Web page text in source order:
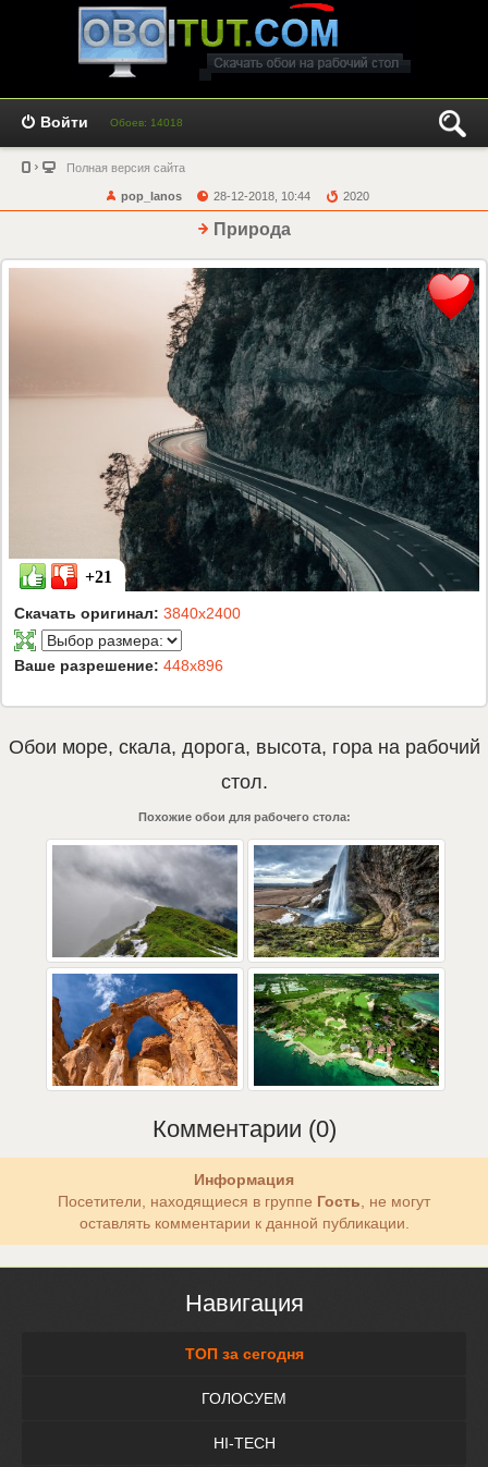
Войти Обоев: 14018
Полная версия сайта
pop_lanos 28-12-2018, 10:44 2020
Природа
+21
Скачать оригинал: 3840x2400
Ваше разрешение: 448x896
Обои море, скала, дорога, высота, гора на рабочий
стол.
Похожие обои для рабочего стола:
Комментарии (0)
Информация
Посетители, находящиеся в группе Гость , не могут
оставлять комментарии к данной публикации.
Навигация
ТОП за сегодня
ГОЛОСУЕМ
HI-TECH